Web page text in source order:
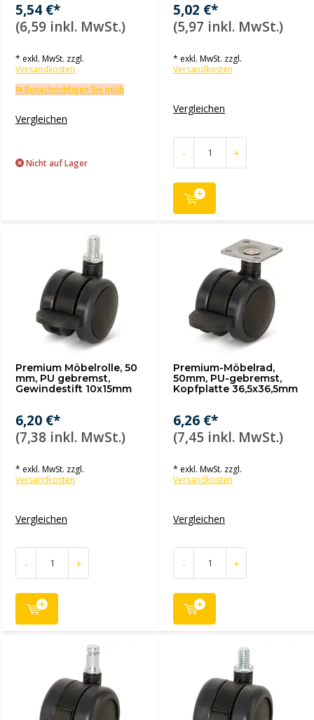
5,54 €*
(6,59 inkl. MwSt.)
* exkl. MwSt. zzgl.
Versandkosten
✉ Benachrichtigen Sie mich
Vergleichen
Nicht auf Lager
5,02 €*
(5,97 inkl. MwSt.)
* exkl. MwSt. zzgl.
Versandkosten
Vergleichen
- +
Premium Möbelrolle, 50
mm, PU gebremst,
Gewindestift 10x15mm
6,20 €*
(7,38 inkl. MwSt.)
* exkl. MwSt. zzgl.
Versandkosten
Vergleichen
- +
Premium-Möbelrad,
50mm, PU-gebremst,
Kopfplatte 36,5x36,5mm
6,26 €*
(7,45 inkl. MwSt.)
* exkl. MwSt. zzgl.
Versandkosten
Vergleichen
- +